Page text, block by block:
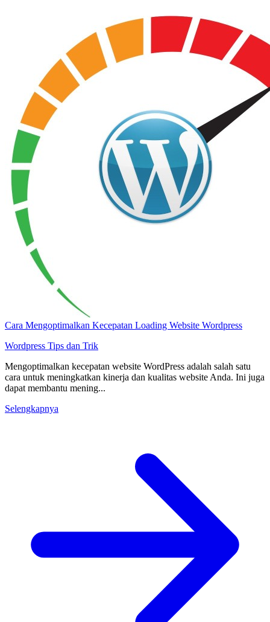
Cara Mengoptimalkan Kecepatan Loading Website Wordpress
Wordpress Tips dan Trik
Mengoptimalkan kecepatan website WordPress adalah salah satu
cara untuk meningkatkan kinerja dan kualitas website Anda. Ini juga
dapat membantu mening...
Selengkapnya